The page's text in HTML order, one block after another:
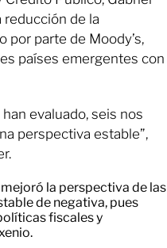
reducción de la
por parte de Moody’s,
países emergentes con
evaluado, seis nos
perspectiva estable”,
la perspectiva de las
de negativa, pues
fiscales y